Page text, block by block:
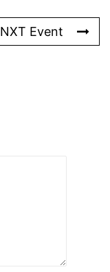
NXT Event